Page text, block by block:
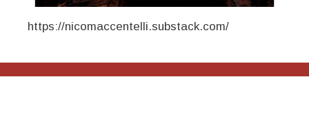
https://nicomaccentelli.substack.com/